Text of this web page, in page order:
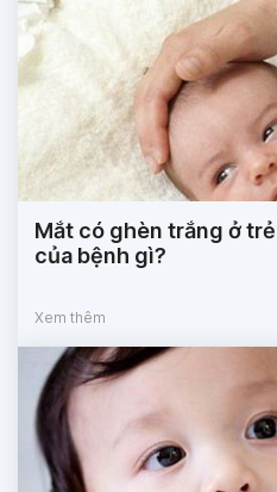
Mắt có ghèn trắng ở
của bệnh gì?
Xem thêm